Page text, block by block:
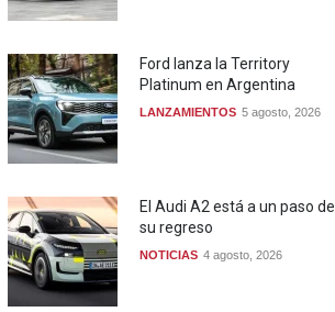
Ford lanza la Territory
Platinum en Argentina
LANZAMIENTOS 5 agosto, 2026
El Audi A2 está a un paso de
su regreso
NOTICIAS 4 agosto, 2026